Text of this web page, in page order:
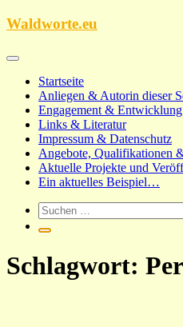
Zum
Waldworte.eu
Startseite
Anliegen & Autorin dieser
Engagement & Entwicklung
Links & Literatur
Impressum & Datenschutz
Angebote, Qualifikationen
Aktuelle Projekte und
Ein aktuelles Beispiel…
Schlagwort: